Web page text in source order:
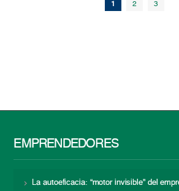
1 2 3
EMPRENDEDORES
La autoeficacia: “motor invisible” del